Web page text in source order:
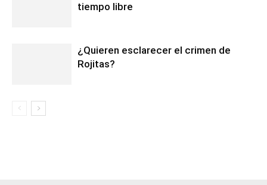
tiempo libre
¿Quieren esclarecer el crimen de
Rojitas?